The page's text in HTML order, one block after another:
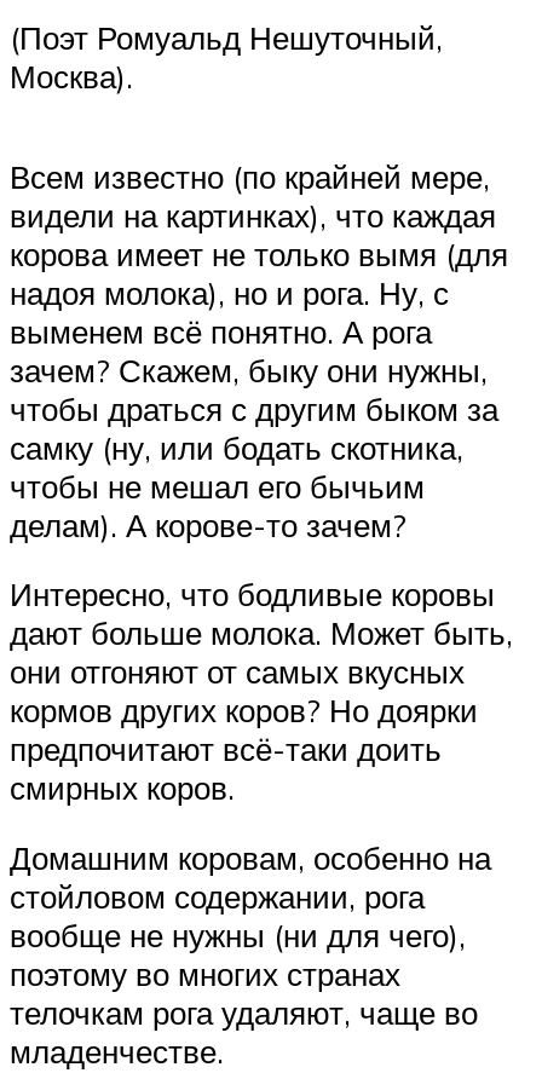
(Поэт Ромуальд Нешуточный,
Москва).
Всем известно (по крайней мере,
видели на картинках), что каждая
корова имеет не только вымя (для
надоя молока), но и рога. Ну, с
выменем всё понятно. А рога
зачем? Скажем, быку они нужны,
чтобы драться с другим быком за
самку (ну, или бодать скотника,
чтобы не мешал его бычьим
делам). А корове-то зачем?
Интересно, что бодливые коровы
дают больше молока. Может быть,
они отгоняют от самых вкусных
кормов других коров? Но доярки
предпочитают всё-таки доить
смирных коров.
Домашним коровам, особенно на
стойловом содержании, рога
вообще не нужны (ни для чего),
поэтому во многих странах
телочкам рога удаляют, чаще во
младенчестве.